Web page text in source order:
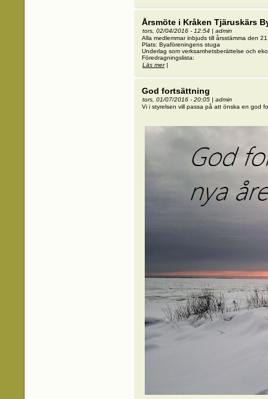
Årsmöte i Kråken Tjäruskärs
tors, 02/04/2016 - 12:54 | admin
Alla medlemmar inbjuds till årsstämma den
Plats: Byaföreningens stuga
Underlag som verksamhetsberättelse och
Föredragningslista:
Läs merom Årsmöte i Kråken Tjäruskärs
|
God fortsättning
tors, 01/07/2016 - 20:05 | admin
Vi i styrelsen vill passa på att önska en god